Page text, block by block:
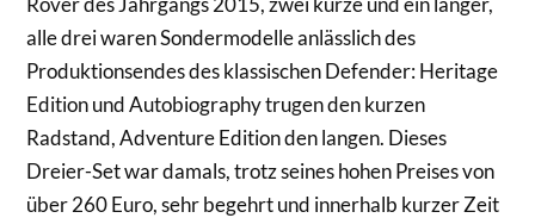
alle drei waren Sondermodelle anlässlich des
Produktionsendes des klassischen Defender: Heritage
Edition und Autobiography trugen den kurzen
Radstand, Adventure Edition den langen. Dieses
Dreier-Set war damals, trotz seines hohen Preises von
über 260 Euro, sehr begehrt und innerhalb kurzer Zeit